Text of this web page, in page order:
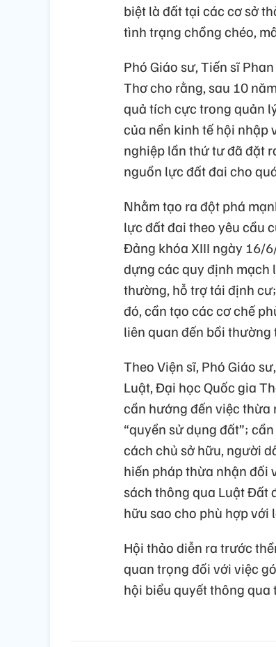
biệt là đất tại các cơ sở
tình trạng chồng chéo,
Phó Giáo sư, Tiến sĩ
Thơ cho rằng, sau 10
quả tích cực trong quản
của nền kinh tế hội nhập
nghiệp lần thứ tư đã đặt
nguồn lực đất đai cho
Nhằm tạo ra đột phá
lực đất đai theo yêu cầu
Đảng khóa XIII ngày 16/
dựng các quy định mạch
thường, hỗ trợ tái định
đó, cần tạo các cơ chế
liên quan đến bồi
Theo Viện sĩ, Phó Giáo
Luật, Đại học Quốc gia
cần hướng đến việc thừa
“quyền sử dụng đất”;
cách chủ sở hữu, người
hiến pháp thừa nhận đối
sách thông qua Luật Đất
hữu sao cho phù hợp với
Hội thảo diễn ra trước
quan trọng đối với việc
hội biểu quyết thông